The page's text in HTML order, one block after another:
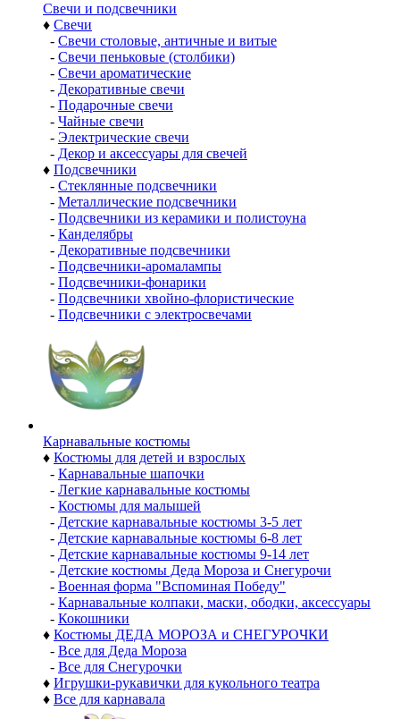
Свечи и подсвечники
♦ Свечи
- Свечи столовые, античные и витые
- Свечи пеньковые (столбики)
- Свечи ароматические
- Декоративные свечи
- Подарочные свечи
- Чайные свечи
- Электрические свечи
- Декор и аксессуары для свечей
♦ Подсвечники
- Стеклянные подсвечники
- Металлические подсвечники
- Подсвечники из керамики и полистоуна
- Канделябры
- Декоративные подсвечники
- Подсвечники-аромалампы
- Подсвечники-фонарики
- Подсвечники хвойно-флористические
- Подсвечники с электросвечами
Карнавальные костюмы
♦ Костюмы для детей и взрослых
- Карнавальные шапочки
- Легкие карнавальные костюмы
- Костюмы для малышей
- Детские карнавальные костюмы 3-5 лет
- Детские карнавальные костюмы 6-8 лет
- Детские карнавальные костюмы 9-14 лет
- Детские костюмы Деда Мороза и Снегурочи
- Военная форма "Вспоминая Победу"
- Карнавальные колпаки, маски, ободки, аксессуары
- Кокошники
♦ Костюмы ДЕДА МОРОЗА и СНЕГУРОЧКИ
- Все для Деда Мороза
- Все для Снегурочки
♦ Игрушки-рукавички для кукольного театра
♦ Все для карнавала